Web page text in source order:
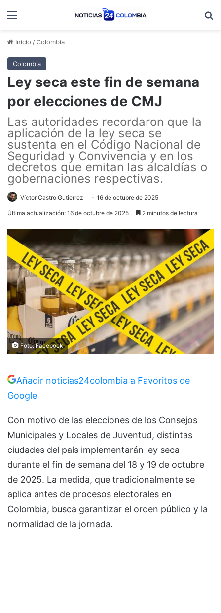
Menú
Inicio /Colombia
Colombia
Ley seca este fin de semana
por elecciones de CMJ
Las autoridades recordaron que la
aplicación de la ley seca se
sustenta en el Código Nacional de
Seguridad y Convivencia y en los
decretos que emitan las alcaldías o
gobernaciones respectivas.
Víctor Castro Gutierrez 16 de octubre de 2025
Última actualización: 16 de octubre de 2025 2 minutos de lectura
Foto: Facebook
Añadir noticias24colombia a Favoritos de
Google
Con motivo de las elecciones de los Consejos
Municipales y Locales de Juventud, distintas
ciudades del país implementarán ley seca
durante el fin de semana del 18 y 19 de octubre
de 2025. La medida, que tradicionalmente se
aplica antes de procesos electorales en
Colombia, busca garantizar el orden público y la
normalidad de la jornada.